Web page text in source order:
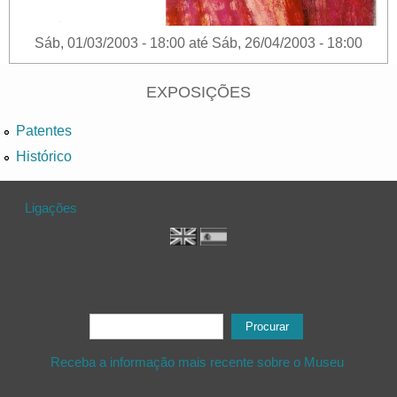
Sáb, 01/03/2003 - 18:00 até Sáb, 26/04/2003 - 18:00
EXPOSIÇÕES
Patentes
Histórico
Ligações
Formulário de procura
Receba a informação mais recente sobre o Museu